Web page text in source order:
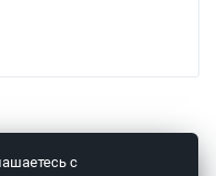
с